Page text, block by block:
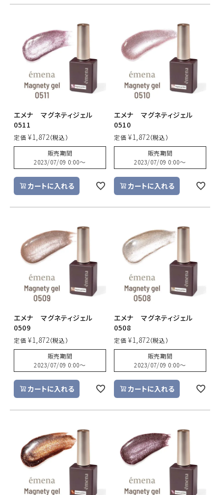
エメナ マグネティジェル
0511
定価 ¥1,872
販売期間
2023/07/09 0:00〜
カートに入れる
エメナ マグネティジェル
0510
定価 ¥1,872
販売期間
2023/07/09 0:00〜
カートに入れる
エメナ マグネティジェル
0509
定価 ¥1,872
販売期間
2023/07/09 0:00〜
カートに入れる
エメナ マグネティジェル
0508
定価 ¥1,872
販売期間
2023/07/09 0:00〜
カートに入れる